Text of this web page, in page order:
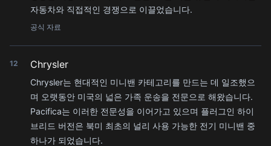
자동차와 직접적인 경쟁으로 이끌었습니다.
공식 자료
12 Chrysler
Chrysler는 현대적인 미니밴 카테고리를 만드는 데 일조했으
며 오랫동안 미국의 넓은 가족 운송을 전문으로 해왔습니다.
Pacifica는 이러한 전문성을 이어가고 있으며 플러그인 하이
브리드 버전은 북미 최초의 널리 사용 가능한 전기 미니밴 중
하나가 되었습니다.